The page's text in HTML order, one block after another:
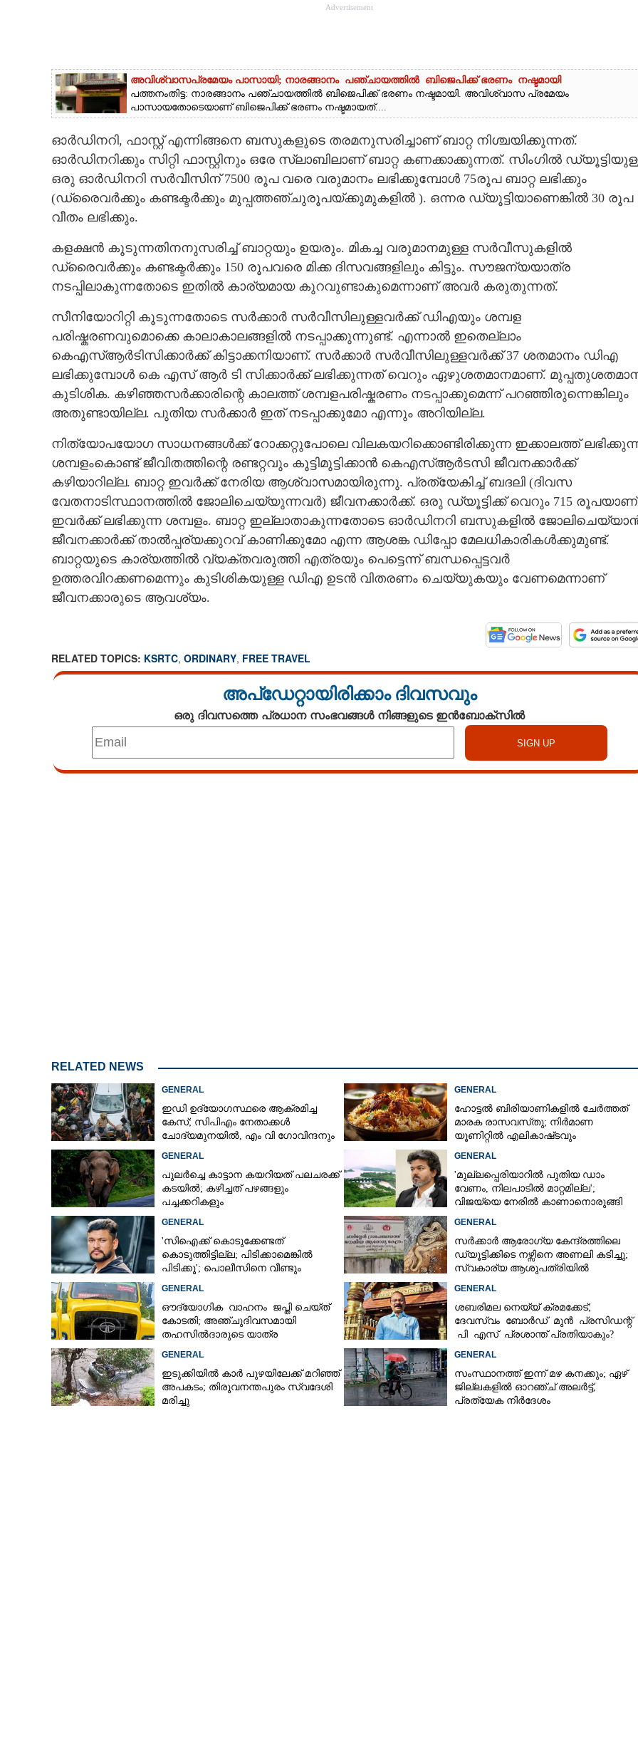
Advertisement
അവിശ്വാസപ്രമേയം പാസായി; നാരങ്ങാനം പഞ്ചായത്തിൽ ബിജെപിക്ക് ഭരണം നഷ്ടമായി
പത്തനംതിട്ട: നാരങ്ങാനം പഞ്ചായത്തിൽ ബിജെപിക്ക് ഭരണം നഷ്ടമായി. അവിശ്വാസ പ്രമേയം
പാസായതോടെയാണ് ബിജെപിക്ക് ഭരണം നഷ്ടമായത്....
ഓർഡിനറി, ഫാസ്റ്റ് എന്നിങ്ങനെ ബസുകളുടെ തരമനുസരിച്ചാണ് ബാറ്റ നിശ്ചയിക്കുന്നത്.
ഓർഡിനറിക്കും സിറ്റി ഫാസ്റ്റിനും ഒരേ സ്ലാബിലാണ് ബാറ്റ കണക്കാക്കുന്നത്. സിംഗിൽ
ഒരു ഓർഡിനറി സർവീസിന് 7500 രൂപ വരെ വരുമാനം ലഭിക്കുമ്പോൾ 75രൂപ ബാറ്റ ലഭിക്കും
(ഡ്രൈവർക്കും കണ്ടക്ടർക്കും മുപ്പത്തഞ്ചുരൂപയ്ക്കുമുകളിൽ ). ഒന്നര ഡ്യൂട്ടിയാണെങ്കിൽ 30 രൂപ
വീതം ലഭിക്കും.
കളക്ഷൻ കൂടുന്നതിനനുസരിച്ച് ബാറ്റയും ഉയരും. മികച്ച വരുമാനമുള്ള സർവീസുകളിൽ
ഡ്രൈവർക്കും കണ്ടക്ടർക്കും 150 രൂപവരെ മിക്ക ദിസവങ്ങളിലും കിട്ടും. സൗജന്യയാത്ര
നടപ്പിലാകുന്നതോടെ ഇതിൽ കാര്യമായ കുറവുണ്ടാകുമെന്നാണ് അവർ കരുതുന്നത്.
സീനിയോറിറ്റി കൂടുന്നതോടെ സർക്കാർ സർവീസിലുള്ളവർക്ക് ഡിഎയും ശമ്പള
പരിഷ്കരണവുമൊക്കെ കാലാകാലങ്ങളിൽ നടപ്പാക്കുന്നുണ്ട്. എന്നാൽ ഇതെല്ലാം
കെഎസ്ആർടിസിക്കാർക്ക് കിട്ടാക്കനിയാണ്. സർക്കാർ സർവീസിലുള്ളവർക്ക് 37 ശതമാനം ഡിഎ
ലഭിക്കുമ്പോൾ കെ എസ് ആർ ടി സിക്കാർക്ക് ലഭിക്കുന്നത് വെറും ഏഴുശതമാനമാണ്.
കുടിശിക. കഴിഞ്ഞസർക്കാരിന്റെ കാലത്ത് ശമ്പളപരിഷ്കരണം നടപ്പാക്കുമെന്ന് പറഞ്ഞിരുന്നെങ്കിലും
അതുണ്ടായില്ല. പുതിയ സർക്കാർ ഇത് നടപ്പാക്കുമോ എന്നും അറിയില്ല.
നിത്യോപയോഗ സാധനങ്ങൾക്ക് റോക്കറ്റുപോലെ വിലകയറിക്കൊണ്ടിരിക്കുന്ന ഇക്കാലത്ത്
ശമ്പളംകൊണ്ട് ജീവിതത്തിന്റെ രണ്ടറ്റവും കൂട്ടിമുട്ടിക്കാൻ കെഎസ്ആർടസി ജീവനക്കാർക്ക്
കഴിയാറില്ല. ബാറ്റ ഇവർക്ക് നേരിയ ആശ്വാസമായിരുന്നു. പ്രത്യേകിച്ച് ബദലി (ദിവസ
വേതനാടിസ്ഥാനത്തിൽ ജോലിചെയ്യുന്നവർ) ജീവനക്കാർക്ക്. ഒരു ഡ്യൂട്ടിക്ക് വെറും 715 രൂപയാണ്
ഇവർക്ക് ലഭിക്കുന്ന ശമ്പളം. ബാറ്റ ഇല്ലാതാകുന്നതോടെ ഓർഡിനറി ബസുകളിൽ
ജീവനക്കാർക്ക് താൽപ്പര്യക്കുറവ് കാണിക്കുമോ എന്ന ആശങ്ക ഡിപ്പോ മേലധികാരികൾക്കുമുണ്ട്.
ബാറ്റയുടെ കാര്യത്തിൽ വ്യക്തവരുത്തി എത്രയും പെട്ടെന്ന് ബന്ധപ്പെട്ടവർ
ഉത്തരവിറക്കണമെന്നും കുടിശികയുള്ള ഡിഎ ഉടൻ വിതരണം ചെയ്യുകയും വേണമെന്നാണ്
ജീവനക്കാരുടെ ആവശ്യം.
RELATED TOPICS: KSRTC, ORDINARY, FREE TRAVEL
അപ്ഡേറ്റായിരിക്കാം ദിവസവും
ഒരു ദിവസത്തെ പ്രധാന സംഭവങ്ങൾ നിങ്ങളുടെ ഇൻബോക്സിൽ
RELATED NEWS
GENERAL
ഇഡി ഉദ്യോഗസ്ഥരെ ആക്രമിച്ച
കേസ്; സിപിഎം നേതാക്കൾ
ചോദ്യമുനയിൽ, എം വി ഗോവിന്ദനും
GENERAL
ഹോട്ടൽ ബിരിയാണികളിൽ ചേർത്തത്
മാരക രാസവസ്‌തു; നിർമാണ
യൂണിറ്റിൽ എലികാഷ്‌ടവും
GENERAL
പുലർച്ചെ കാട്ടാന കയറിയത് പലചരക്ക്
കടയിൽ; കഴിച്ചത് പഴങ്ങളും
പച്ചക്കറികളും
GENERAL
'മുല്ലപ്പെരിയാറിൽ പുതിയ ഡാം
വേണം, നിലപാടിൽ മാറ്റമില്ല';
വിജയ്‌യെ നേരിൽ കാണാനൊരുങ്ങി
GENERAL
'സിഐക്ക് കൊടുക്കേണ്ടത്
കൊടുത്തിട്ടില്ല; പിടിക്കാമെങ്കിൽ
പിടിക്കൂ'; പൊലീസിനെ വീണ്ടും
GENERAL
സർക്കാർ ആരോഗ്യ കേന്ദ്രത്തിലെ
ഡ്യൂട്ടിക്കിടെ നഴ്സിനെ അണലി കടിച്ചു;
സ്വകാര്യ ആശുപത്രിയിൽ
GENERAL
ഔദ്യോഗിക വാഹനം ജപ്തി ചെയ്ത്
കോടതി; അഞ്ചുദിവസമായി
തഹസിൽദാരുടെ യാത്ര
GENERAL
ശബരിമല നെയ്യ് ക്രമക്കേട്;
ദേവസ്വം ബോർഡ് മുൻ പ്രസിഡന്റ്
പി എസ് പ്രശാന്ത് പ്രതിയാകും?
GENERAL
ഇടുക്കിയിൽ കാർ പുഴയിലേക്ക് മറിഞ്ഞ്
അപകടം; തിരുവനന്തപുരം സ്വദേശി
മരിച്ചു
GENERAL
സംസ്ഥാനത്ത് ഇന്ന് മഴ കനക്കും; ഏഴ്
ജില്ലകളിൽ ഓറഞ്ച് അലർട്ട്,
പ്രത്യേക നിർദേശം